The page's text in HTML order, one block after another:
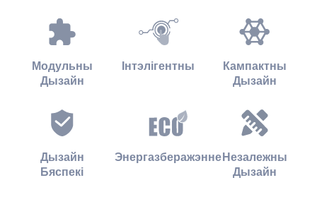
Модульны
Дызайн
Інтэлігентны
Кампактны
Дызайн
Дызайн
Бяспекі
ЭнергазберажэннеНезалежны
Дызайн